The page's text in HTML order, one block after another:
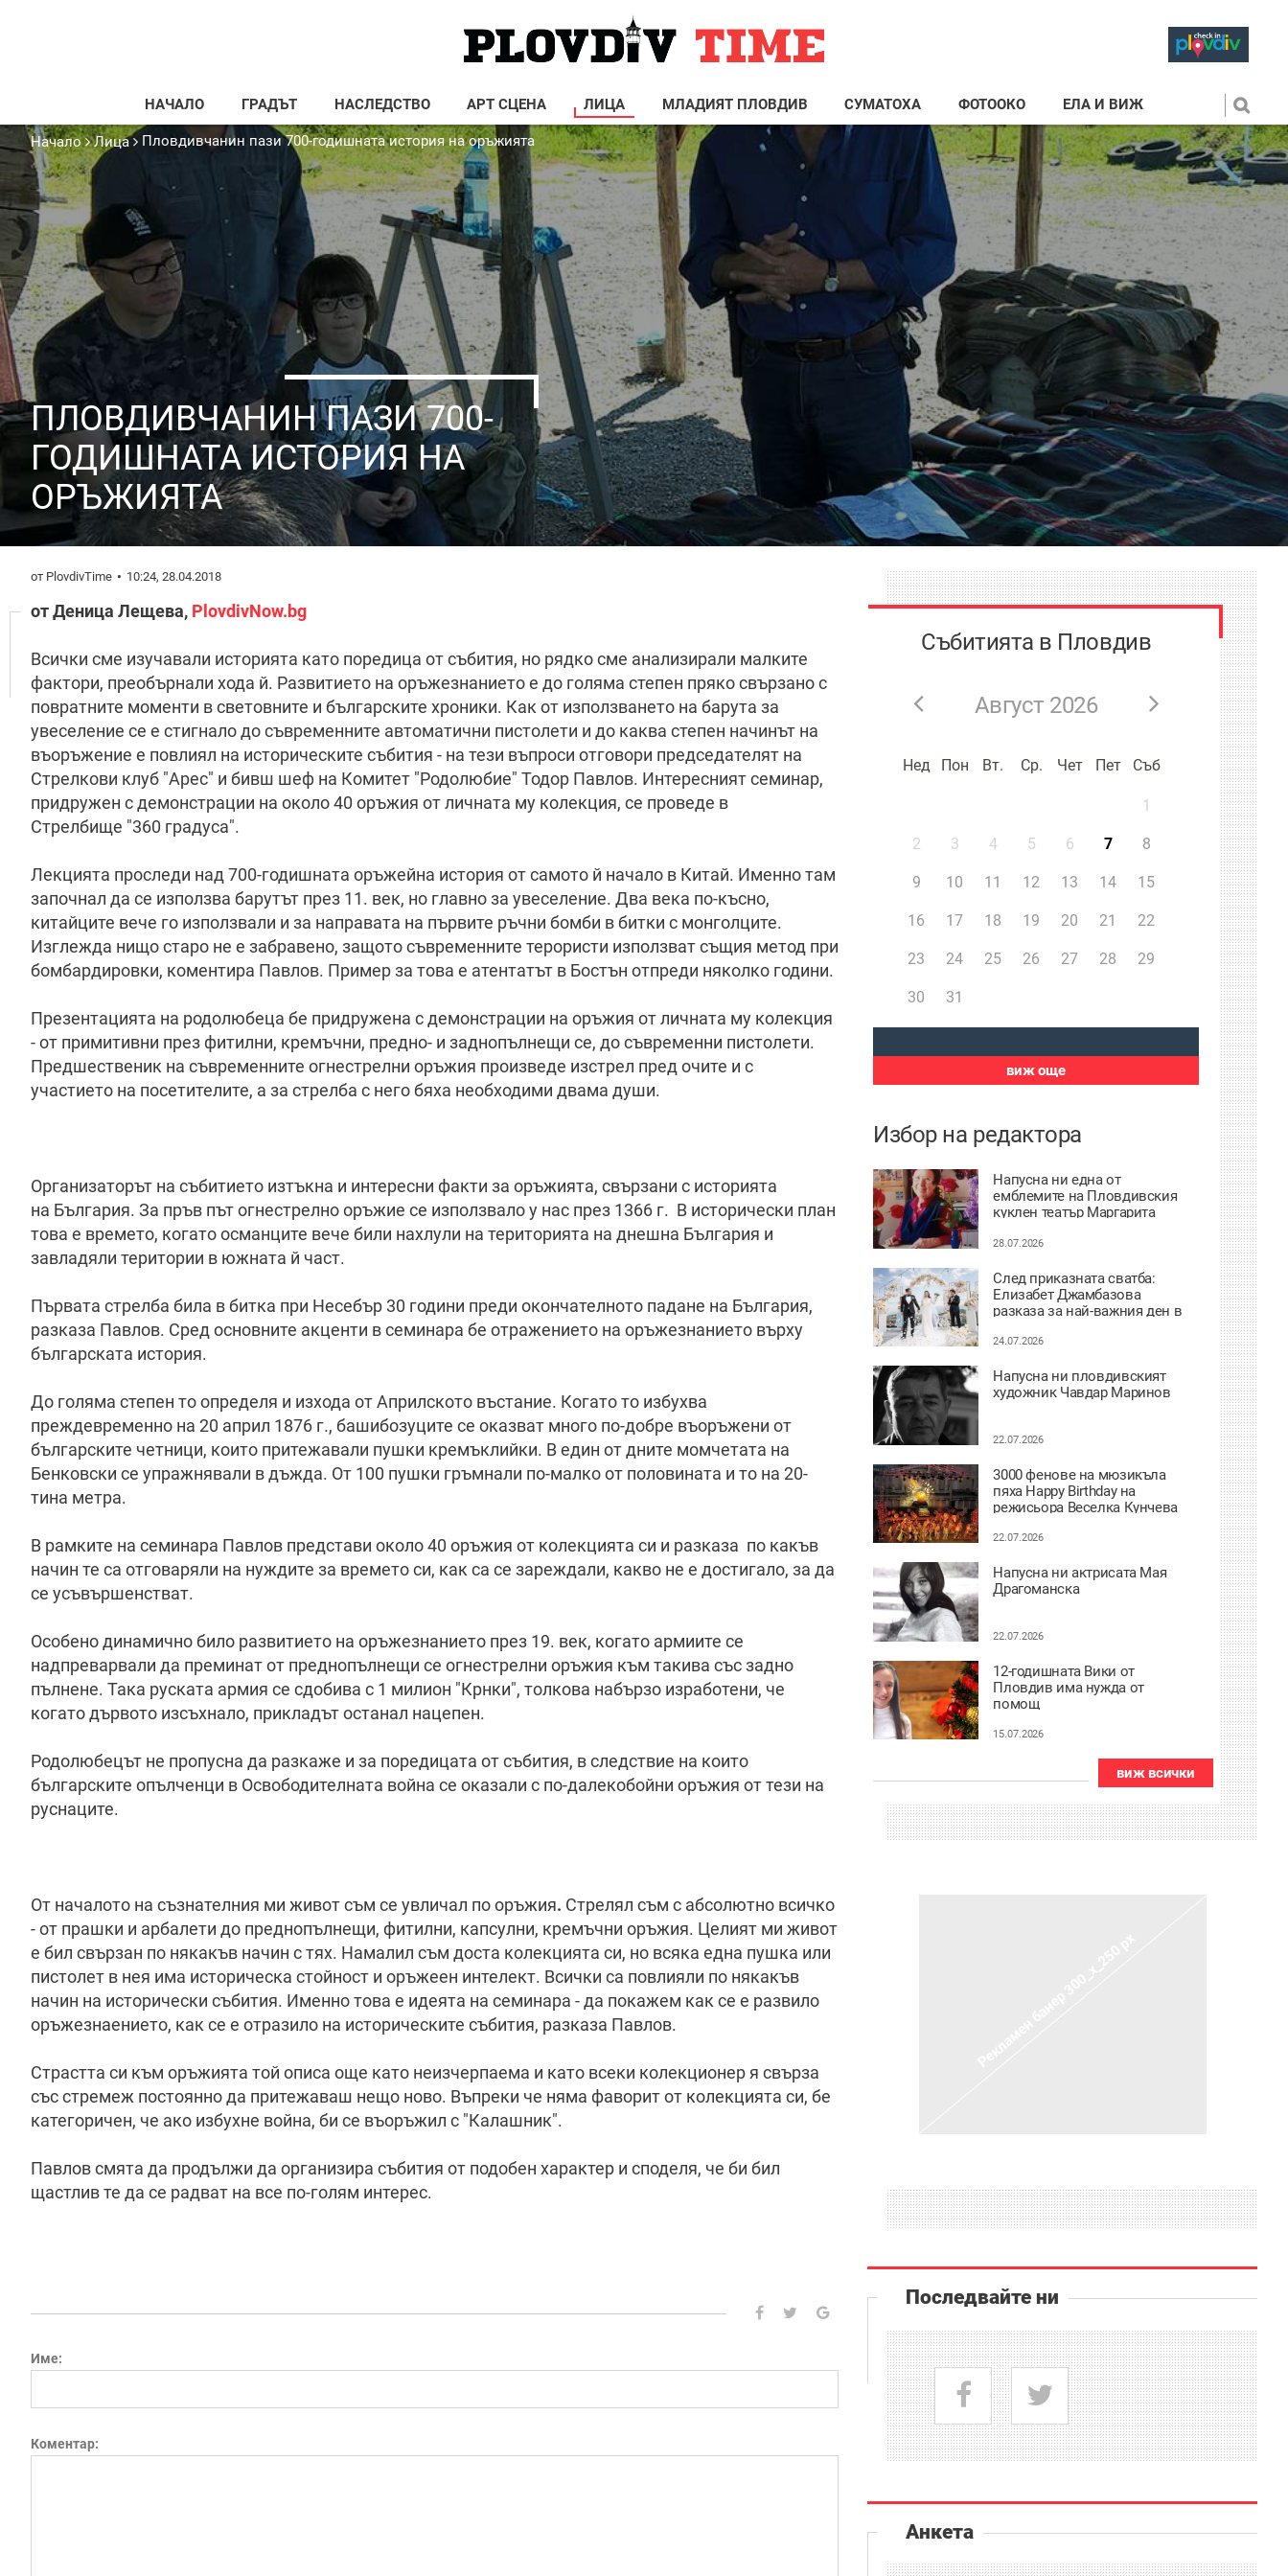
НАЧАЛО ГРАДЪТ НАСЛЕДСТВО АРТ СЦЕНА ЛИЦА МЛАДИЯТ ПЛОВДИВ СУМАТОХА ФОТООКО ЕЛА И ВИЖ
Начало Лица Пловдивчанин пази 700-годишната история на оръжията
ПЛОВДИВЧАНИН ПАЗИ 700-
ГОДИШНАТА ИСТОРИЯ НА
ОРЪЖИЯТА
от PlovdivTime 10:24, 28.04.2018
от Деница Лещева, PlovdivNow.bg
Всички сме изучавали историята като поредица от събития, но рядко сме анализирали малките
фактори, преобърнали хода й. Развитието на оръжезнанието е до голяма степен пряко свързано с
повратните моменти в световните и българските хроники. Как от използването на барута за
увеселение се е стигнало до съвременните автоматични пистолети и до каква степен начинът на
въоръжение е повлиял на историческите събития - на тези въпроси отговори председателят на
Стрелкови клуб "Арес" и бивш шеф на Комитет "Родолюбие" Тодор Павлов. Интересният семинар,
придружен с демонстрации на около 40 оръжия от личната му колекция, се проведе в
Стрелбище "360 градуса".
Лекцията проследи над 700-годишната оръжейна история от самото й начало в Китай. Именно там
започнал да се използва барутът през 11. век, но главно за увеселение. Два века по-късно,
китайците вече го използвали и за направата на първите ръчни бомби в битки с монголците.
Изглежда нищо старо не е забравено, защото съвременните терористи използват същия метод при
бомбардировки, коментира Павлов. Пример за това е атентатът в Бостън отпреди няколко години.
Презентацията на родолюбеца бе придружена с демонстрации на оръжия от личната му колекция
- от примитивни през фитилни, кремъчни, предно- и заднопълнещи се, до съвременни пистолети.
Предшественик на съвременните огнестрелни оръжия произведе изстрел пред очите и с
участието на посетителите, а за стрелба с него бяха необходими двама души.
Организаторът на събитието изтъкна и интересни факти за оръжията, свързани с историята
на България. За пръв път огнестрелно оръжие се използвало у нас през 1366 г. В исторически план
това е времето, когато османците вече били нахлули на територията на днешна България и
завладяли територии в южната й част.
Първата стрелба била в битка при Несебър 30 години преди окончателното падане на България,
разказа Павлов. Сред основните акценти в семинара бе отражението на оръжезнанието върху
българската история.
До голяма степен то определя и изхода от Априлското въстание. Когато то избухва
преждевременно на 20 април 1876 г., башибозуците се оказват много по-добре въоръжени от
българските четници, които притежавали пушки кремъклийки. В един от дните момчетата на
Бенковски се упражнявали в дъжда. От 100 пушки гръмнали по-малко от половината и то на 20-
тина метра.
В рамките на семинара Павлов представи около 40 оръжия от колекцията си и разказа по какъв
начин те са отговаряли на нуждите за времето си, как са се зареждали, какво не е достигало, за да
се усъвършенстват.
Особено динамично било развитието на оръжезнанието през 19. век, когато армиите се
надпреварвали да преминат от преднопълнещи се огнестрелни оръжия към такива със задно
пълнене. Така руската армия се сдобива с 1 милион "Крнки", толкова набързо изработени, че
когато дървото изсъхнало, прикладът останал нацепен.
Родолюбецът не пропусна да разкаже и за поредицата от събития, в следствие на които
българските опълченци в Освободителната война се оказали с по-далекобойни оръжия от тези на
руснаците.
От началото на съзнателния ми живот съм се увличал по оръжия. Стрелял съм с абсолютно всичко
- от прашки и арбалети до преднопълнещи, фитилни, капсулни, кремъчни оръжия. Целият ми живот
е бил свързан по някакъв начин с тях. Намалил съм доста колекцията си, но всяка една пушка или
пистолет в нея има историческа стойност и оръжеен интелект. Всички са повлияли по някакъв
начин на исторически събития. Именно това е идеята на семинара - да покажем как се е развило
оръжезнаението, как се е отразило на историческите събития, разказа Павлов.
Страстта си към оръжията той описа още като неизчерпаема и като всеки колекционер я свърза
със стремеж постоянно да притежаваш нещо ново. Въпреки че няма фаворит от колекцията си, бе
категоричен, че ако избухне война, би се въоръжил с "Калашник".
Павлов смята да продължи да организира събития от подобен характер и споделя, че би бил
щастлив те да се радват на все по-голям интерес.
Име:
Коментар:
Събитията в Пловдив
Август 2026
Нед Пон Вт. Ср. Чет Пет Съб
1
2 3 4 5 6 7 8
9 10 11 12 13 14 15
16 17 18 19 20 21 22
23 24 25 26 27 28 29
30 31
виж още
Избор на редактора
Напусна ни една от
емблемите на Пловдивския
куклен театър Маргарита
28.07.2026
След приказната сватба:
Елизабет Джамбазова
разказа за най-важния ден в
24.07.2026
Напусна ни пловдивският
художник Чавдар Маринов
22.07.2026
3000 фенове на мюзикъла
пяха Happy Birthday на
режисьора Веселка Кунчева
22.07.2026
Напусна ни актрисата Мая
Драгоманска
22.07.2026
12-годишната Вики от
Пловдив има нужда от
помощ
15.07.2026
виж всички
Последвайте ни
Анкета